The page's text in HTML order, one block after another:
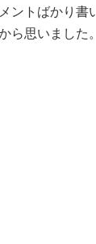
ントばかり書
ら思いました。